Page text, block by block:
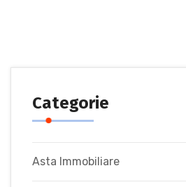
Categorie
Asta Immobiliare